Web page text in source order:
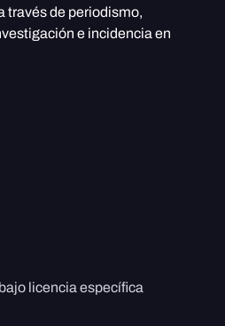
través de periodismo,
e incidencia en
licencia específica